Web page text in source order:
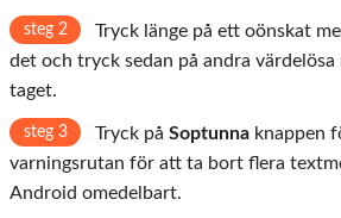
steg 2
Tryck länge på ett oönskat
det och tryck sedan på andra värdelösa
taget.
steg 3 Tryck på Soptunna knappen
varningsrutan för att ta bort flera
Android omedelbart.